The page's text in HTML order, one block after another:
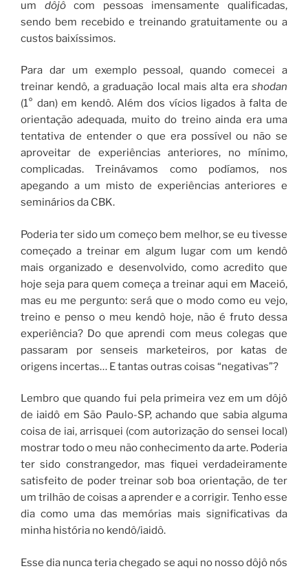
um dôjôcom pessoas imensamente qualificadas,
sendo bem recebido e treinando gratuitamente ou a
custos baixíssimos.
Para dar um exemplo pessoal, quando comecei a
treinar kendô, a graduação local mais alta era shodan
(1° dan) em kendô. Além dos vícios ligados à falta de
orientação adequada, muito do treino ainda era uma
tentativa de entender o que era possível ou não se
aproveitar de experiências anteriores, no mínimo,
complicadas. Treinávamos como podíamos, nos
apegando a um misto de experiências anteriores e
seminários da CBK.
Poderia ter sido um começo bem melhor, se eu tivesse
começado a treinar em algum lugar com um kendô
mais organizado e desenvolvido, como acredito que
hoje seja para quem começa a treinar aqui em Maceió,
mas eu me pergunto: será que o modo como eu vejo,
treino e penso o meu kendô hoje, não é fruto dessa
experiência? Do que aprendi com meus colegas que
passaram por senseis marketeiros, por katas de
origens incertas… E tantas outras coisas “negativas”?
Lembro que quando fui pela primeira vez em um dôjô
de iaidô em São Paulo-SP, achando que sabia alguma
coisa de iai, arrisquei (com autorização do sensei local)
mostrar todo o meu não conhecimento da arte. Poderia
ter sido constrangedor, mas fiquei verdadeiramente
satisfeito de poder treinar sob boa orientação, de ter
um trilhão de coisas a aprender e a corrigir. Tenho esse
dia como uma das memórias mais significativas da
minha história no kendô/iaidô.
Esse dia nunca teria chegado se aqui no nosso dôjô nós